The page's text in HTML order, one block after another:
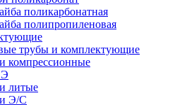
поликарбонатная
полипропиленовая
трубы и комплектующие
компрессионные
литые
Э/С